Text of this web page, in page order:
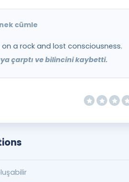
cümle
a rock and lost consciousness.
çarptı ve bilincini kaybetti.